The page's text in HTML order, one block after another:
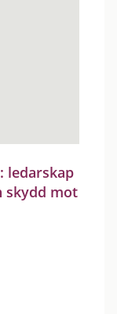
ledarskap
skydd mot